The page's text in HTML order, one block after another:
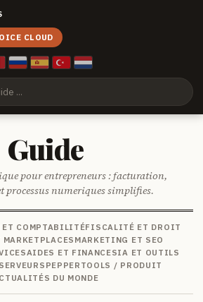
CLOUD
Guide
pour entrepreneurs : facturation,
processus numeriques simplifies.
ET COMPTABILITÉFISCALITÉ ET DROIT
MARKETPLACES MARKETING ET SEO
AIDES ET FINANCESIA ET OUTILS
PEPPERTOOLS / PRODUIT
DU MONDE